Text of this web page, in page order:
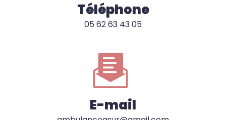
Téléphone
05 62 63 43 05
E-mail